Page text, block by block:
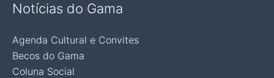
Notícias do Gama
Agenda Cultural e Convites
Becos do Gama
Coluna Social